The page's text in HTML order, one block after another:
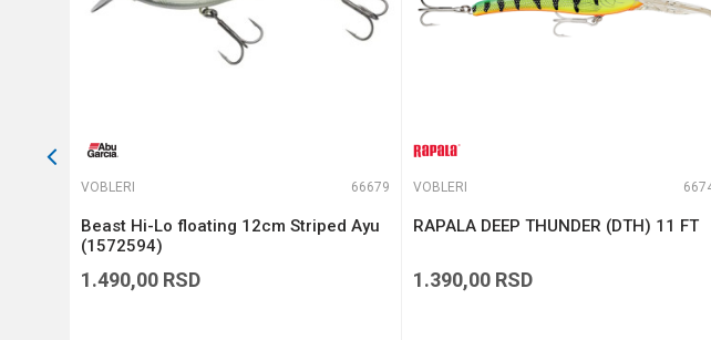
VOBLERI 66679
Beast Hi-Lo floating 12cm Striped Ayu
(1572594)
1.490,00 RSD
VOBLERI
RAPALA DEEP THUNDER (DTH) 11 FT
1.390,00 RSD